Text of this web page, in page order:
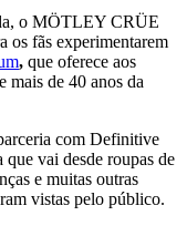
o MÖTLEY CRÜE
os fãs experimentarem
, que oferece aos
mais de 40 anos da
com Definitive
vai desde roupas de
e muitas outras
vistas pelo público.